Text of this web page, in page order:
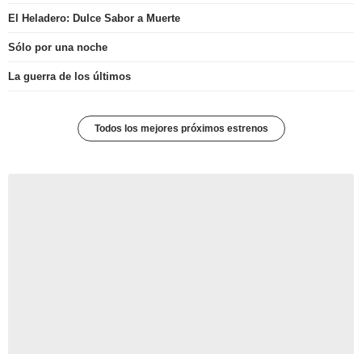
El Heladero: Dulce Sabor a Muerte
Sólo por una noche
La guerra de los últimos
Todos los mejores próximos estrenos